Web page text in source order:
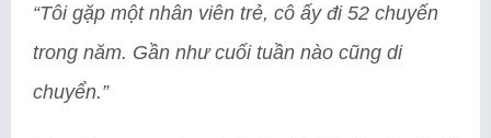
“Tôi gặp một nhân viên trẻ, cô ấy đi 52 chuyến
trong năm. Gần như cuối tuần nào cũng di
chuyển.”